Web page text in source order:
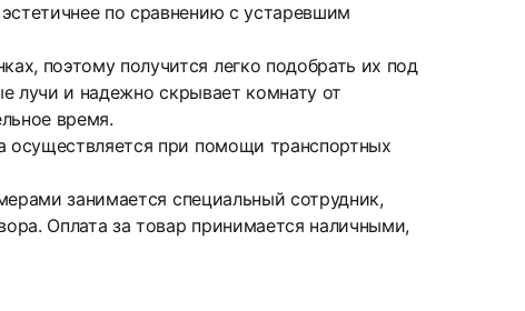
по сравнению с устаревшим
поэтому получится легко подобрать их под
лучи и надежно скрывает комнату от
время.
при помощи транспортных
занимается специальный сотрудник,
Оплата за товар принимается наличными,